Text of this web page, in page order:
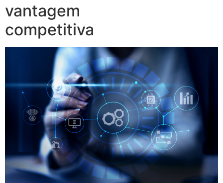
vantagem
competitiva